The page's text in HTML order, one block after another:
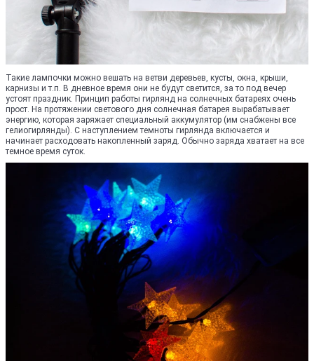
Такие лампочки можно вешать на ветви деревьев, кусты, окна, крыши,
карнизы и т.п. В дневное время они не будут светится, за то под вечер
устоят праздник. Принцип работы гирлянд на солнечных батареях очень
прост. На протяжении светового дня солнечная батарея вырабатывает
энергию, которая заряжает специальный аккумулятор (им снабжены все
гелиогирлянды). С наступлением темноты гирлянда включается и
начинает расходовать накопленный заряд. Обычно заряда хватает на все
темное время суток.